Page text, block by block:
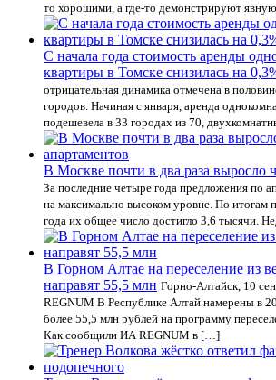
то хорошими, а где-то демонстрируют явную
С начала года стоимость аренды
квартиры в Томске снизилась на
отрицательная динамика отмечена в
городов. Начиная с января, аренда
подешевела в 33 городах из 70,
В Москве почти в два раза выросло
За последние четыре года предложения по
на максимально высоком уровне. По итогам
года их общее число достигло 3,6 тысячи.
В Горном Алтае на переселение из
направят 55,5 млн Горно-Алтайск, 10
REGNUM В Республике Алтай намерены в
более 55,5 млн рублей на программу
Как сообщили ИА REGNUM в […]